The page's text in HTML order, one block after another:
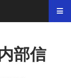
部信